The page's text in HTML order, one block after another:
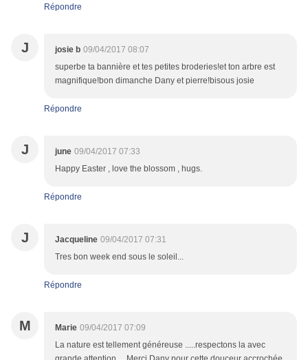
Répondre
J josie b 09/04/2017 08:07
superbe ta bannière et tes petites broderies!et ton arbre est
magnifique!bon dimanche Dany et pierre!bisous josie
Répondre
J june 09/04/2017 07:33
Happy Easter , love the blossom , hugs.
Répondre
J Jacqueline 09/04/2017 07:31
Tres bon week end sous le soleil...
Répondre
M Marie 09/04/2017 07:09
La nature est tellement généreuse .....respectons la avec